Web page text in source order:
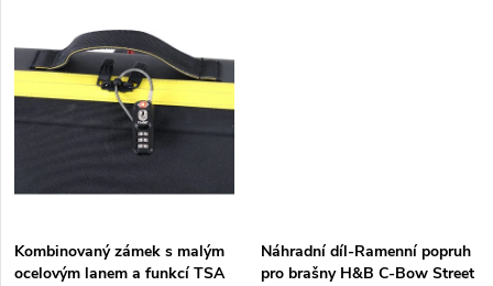
t
ů
t
ů
Kombinovaný zámek s malým
ocelovým lanem a funkcí TSA
Náhradní díl-Ramenní popruh
pro brašny H&B C-Bow Street